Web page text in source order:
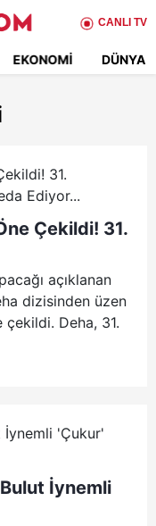
CANLI TV
EKONOMI DÜNYA
Çekildi! 31.
açıklanan
dizisinden üzen
Deha, 31.
İynemli